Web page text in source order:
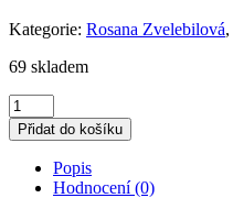
Kategorie: Rosana Zvelebilová,
69 skladem
Rosana
Zvelebilová
–
BEDNY
množství
Přidat do košíku
Popis
Hodnocení (0)